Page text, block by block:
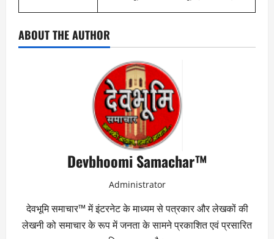
ABOUT THE AUTHOR
Devbhoomi Samachar™
Administrator
देवभूमि समाचार™ में इंटरनेट के माध्यम से पत्रकार और लेखकों की
लेखनी को समाचार के रूप में जनता के सामने प्रकाशित एवं प्रसारित